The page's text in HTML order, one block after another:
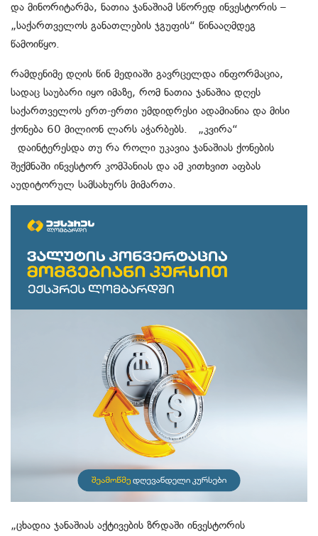
და მინორიტარმა, ნათია ჯანაშიამ სწორედ ინვესტორის –
„საქართველოს განათლების ჯგუფის“ წინააღმდეგ
წამოიწყო.
რამდენიმე დღის წინ მედიაში გავრცელდა ინფორმაცია,
სადაც საუბარი იყო იმაზე, რომ ნათია ჯანაშია დღეს
საქართველოს ერთ-ერთი უმდიდრესი ადამიანია და მისი
ქონება 60 მილიონ ლარს აჭარბებს. „კვირა“
დაინტერესდა თუ რა როლი უკავია ჯანაშიას ქონების
შექმნაში ინვესტორ კომპანიას და ამ კითხვით აფბას
აუდიტორულ სამსახურს მიმართა.
„ცხადია ჯანაშიას აქტივების ზრდაში ინვესტორის